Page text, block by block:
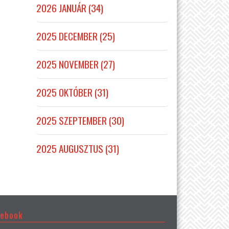
2026 JANUÁR (34)
2025 DECEMBER (25)
2025 NOVEMBER (27)
2025 OKTÓBER (31)
2025 SZEPTEMBER (30)
2025 AUGUSZTUS (31)